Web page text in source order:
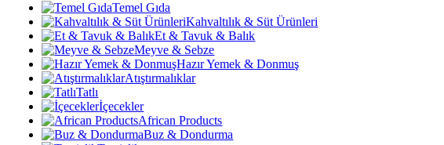
Temel Gıda
Kahvaltılık & Süt Ürünleri
Et & Tavuk & Balık
Meyve & Sebze
Hazır Yemek & Donmuş
Atıştırmalıklar
Tatlı
İçecekler
African Products
Buz & Dondurma